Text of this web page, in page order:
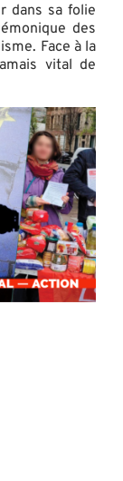
dans sa folie
des
Face à la
vital de